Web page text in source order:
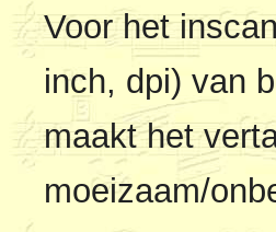
Voor het
inch, dpi) van
maakt het
moeizaam/